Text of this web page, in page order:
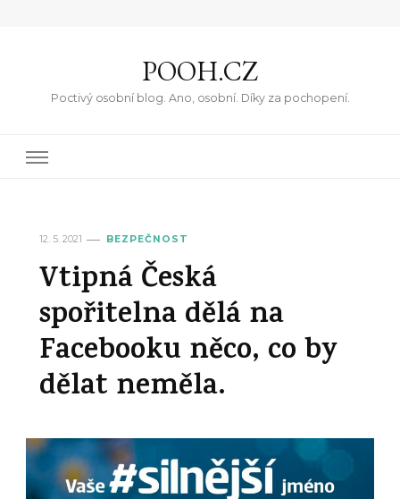
POOH.CZ
Poctivý osobní blog. Ano, osobní. Díky za pochopení.
12. 5. 2021 BEZPEČNOST
Vtipná Česká
spořitelna dělá na
Facebooku něco, co by
dělat neměla.